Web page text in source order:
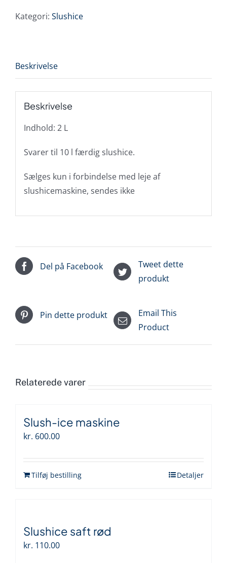
Kategori: Slushice
Beskrivelse
Beskrivelse
Indhold: 2 L
Svarer til 10 l færdig slushice.
Sælges kun i forbindelse med leje af
slushicemaskine, sendes ikke
Del på Facebook
Tweet dette
produkt
Pin dette produkt
Email This
Product
Relaterede varer
Slush-ice maskine
kr. 600.00
Tilføj bestilling Detaljer
Slushice saft rød
kr. 110.00